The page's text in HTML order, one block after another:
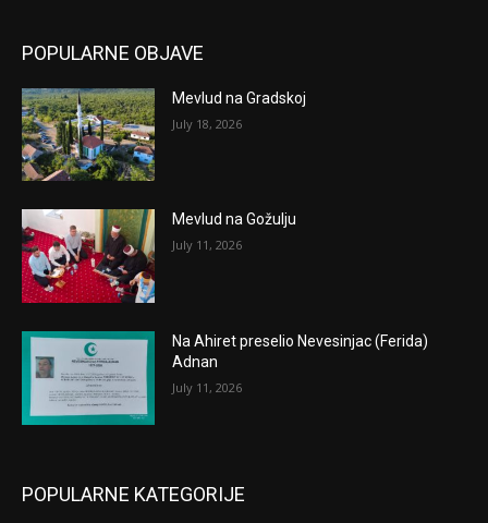
POPULARNE OBJAVE
Mevlud na Gradskoj
July 18, 2026
Mevlud na Gožulju
July 11, 2026
Na Ahiret preselio Nevesinjac (Ferida)
Adnan
July 11, 2026
POPULARNE KATEGORIJE